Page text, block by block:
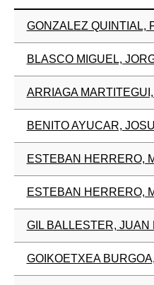
GONZALEZ QUINTIAL,
BLASCO MIGUEL,
ARRIAGA
BENITO AYUCAR, JOSU
ESTEBAN HERRERO,
ESTEBAN HERRERO,
GIL BALLESTER, JUAN
GOIKOETXEA